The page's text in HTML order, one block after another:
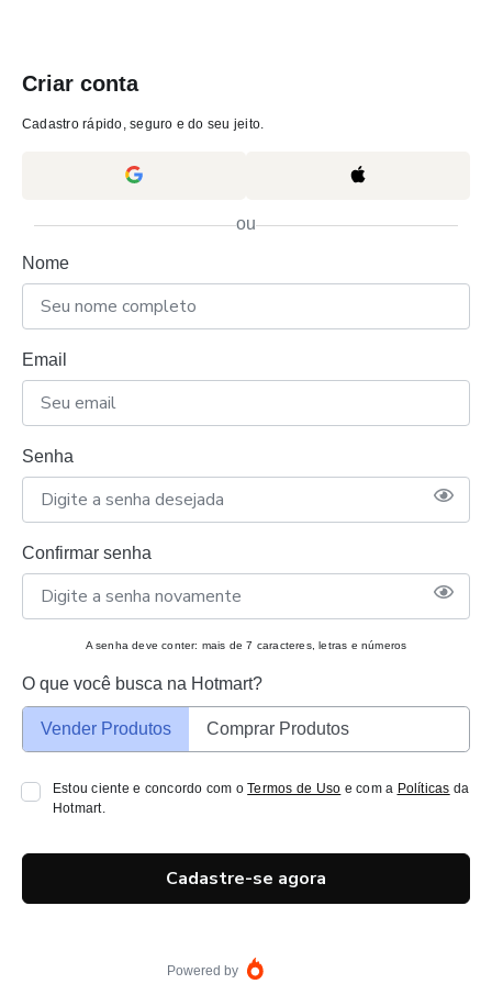
Criar conta
Cadastro rápido, seguro e do seu jeito.
ou
Nome
Email
Senha
Confirmar senha
A senha deve conter: mais de 7 caracteres, letras e números
O que você busca na Hotmart?
Vender Produtos Comprar Produtos
Estou ciente e concordo com oTermos de Uso e com a Políticas da
Hotmart.
Cadastre-se agora
Powered by